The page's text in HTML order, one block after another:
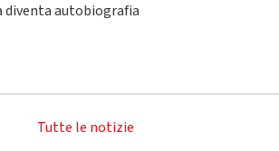
diventa autobiografia
Tutte le notizie